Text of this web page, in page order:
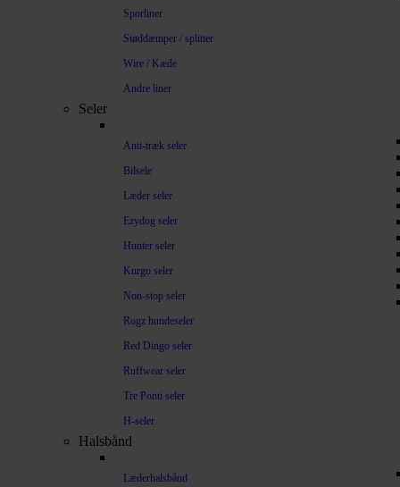
Sporliner
Støddæmper / splitter
Wire / Kæde
Andre liner
Seler
Anti-træk seler
Bilsele
Læder seler
Ezydog seler
Hunter seler
Kurgo seler
Non-stop seler
Rogz hundeseler
Red Dingo seler
Ruffwear seler
Tre Ponti seler
H-seler
Halsbånd
Læderhalsbånd